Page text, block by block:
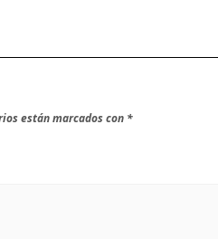
están marcados con *